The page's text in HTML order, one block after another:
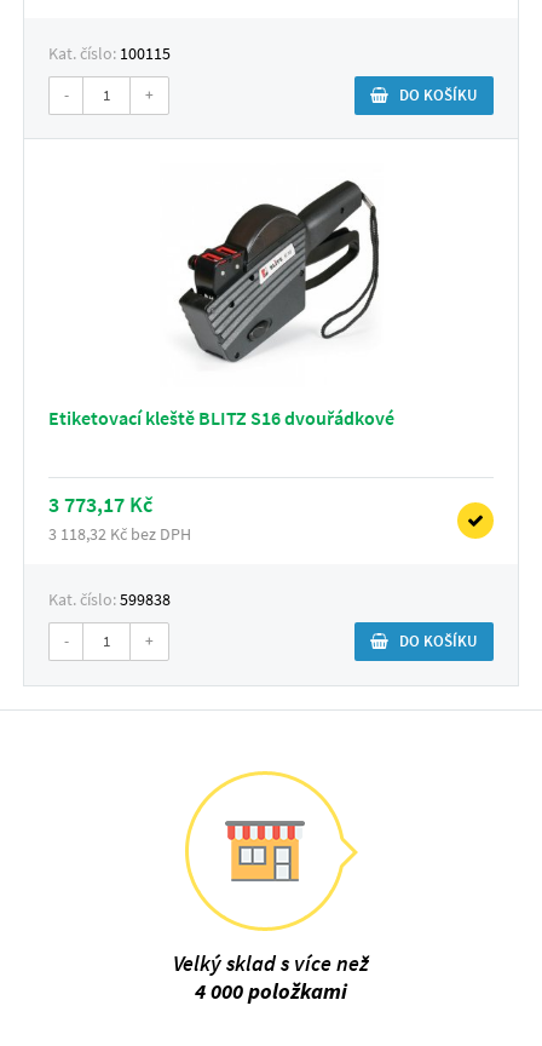
Kat. číslo: 100115
- + DO KOŠÍKU
Etiketovací kleště BLITZ S16 dvouřádkové
3 773,17 Kč
3 118,32 Kč bez DPH
Kat. číslo:599838
- + DO KOŠÍKU
Velký sklad s více než
4 000 položkami